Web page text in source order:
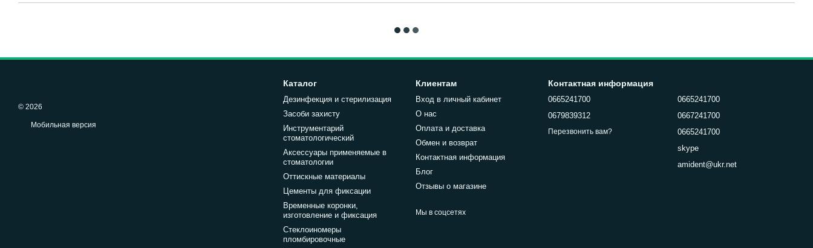
© 2026
Мобильная версия
Каталог
Дезинфекция и стерилизация
Засоби захисту
Инструментарий
стоматологический
Аксессуары применяемые в
стоматологии
Оттискные материалы
Цементы для фиксации
Временные коронки,
изготовление и фиксация
Стеклоиномеры
пломбировочные
Клиентам
Вход в личный кабинет
О нас
Оплата и доставка
Обмен и возврат
Контактная информация
Блог
Отзывы о магазине
Мы в соцсетях
Контактная информация
0665241700
0679839312
Перезвонить вам?
0665241700
0667241700
0665241700
skype
amident@ukr.net